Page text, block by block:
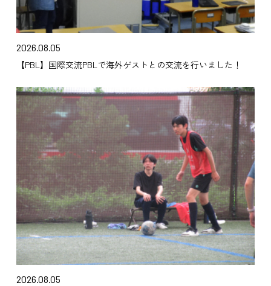
2026.08.05
【PBL】国際交流PBLで海外ゲストとの交流を行いました！
2026.08.05